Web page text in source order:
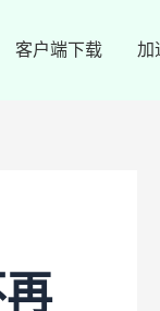
客户端下载 加